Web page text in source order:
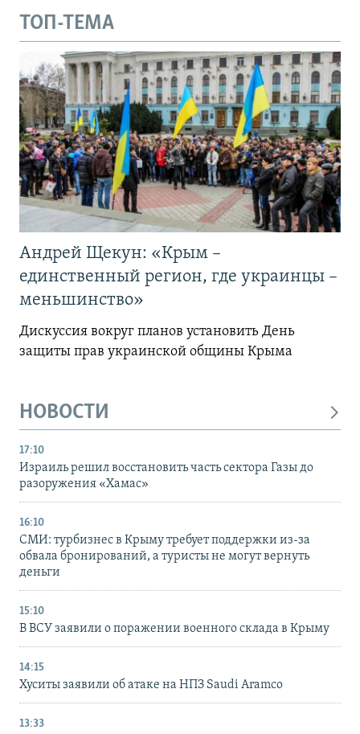
ТОП-ТЕМА
Андрей Щекун: «Крым –
единственный регион, где украинцы –
меньшинство»
Дискуссия вокруг планов установить День
защиты прав украинской общины Крыма
НОВОСТИ
17:10
Израиль решил восстановить часть сектора Газы до
разоружения «Хамас»
16:10
СМИ: турбизнес в Крыму требует поддержки из-за
обвала бронирований, а туристы не могут вернуть
деньги
15:10
В ВСУ заявили о поражении военного склада в Крыму
14:15
Хуситы заявили об атаке на НПЗ Saudi Aramco
13:33